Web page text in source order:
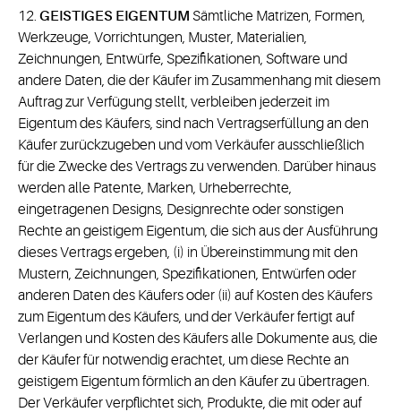
12. GEISTIGES EIGENTUM Sämtliche Matrizen, Formen,
Werkzeuge, Vorrichtungen, Muster, Materialien,
Zeichnungen, Entwürfe, Spezifikationen, Software und
andere Daten, die der Käufer im Zusammenhang mit diesem
Auftrag zur Verfügung stellt, verbleiben jederzeit im
Eigentum des Käufers, sind nach Vertragserfüllung an den
Käufer zurückzugeben und vom Verkäufer ausschließlich
für die Zwecke des Vertrags zu verwenden. Darüber hinaus
werden alle Patente, Marken, Urheberrechte,
eingetragenen Designs, Designrechte oder sonstigen
Rechte an geistigem Eigentum, die sich aus der Ausführung
dieses Vertrags ergeben, (i) in Übereinstimmung mit den
Mustern, Zeichnungen, Spezifikationen, Entwürfen oder
anderen Daten des Käufers oder (ii) auf Kosten des Käufers
zum Eigentum des Käufers, und der Verkäufer fertigt auf
Verlangen und Kosten des Käufers alle Dokumente aus, die
der Käufer für notwendig erachtet, um diese Rechte an
geistigem Eigentum förmlich an den Käufer zu übertragen.
Der Verkäufer verpflichtet sich, Produkte, die mit oder auf